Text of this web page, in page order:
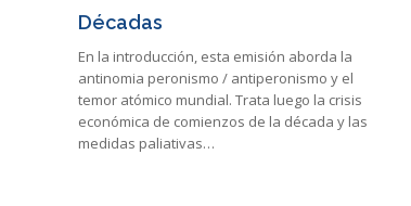
Décadas
En la introducción, esta emisión aborda la
antinomia peronismo / antiperonismo y el
temor atómico mundial. Trata luego la crisis
económica de comienzos de la década y las
medidas paliativas…